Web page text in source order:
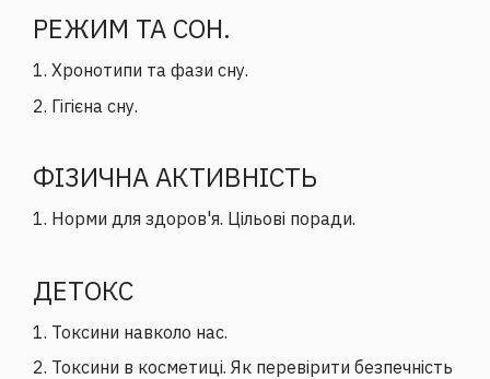
РЕЖИМ ТА СОН.
1. Хронотипи та фази сну.
2. Гігієна сну.
ФІЗИЧНА АКТИВНІСТЬ
1. Норми для здоров'я. Цільові поради.
ДЕТОКС
1. Токсини навколо нас.
2. Токсини в косметиці. Як перевірити безпечність